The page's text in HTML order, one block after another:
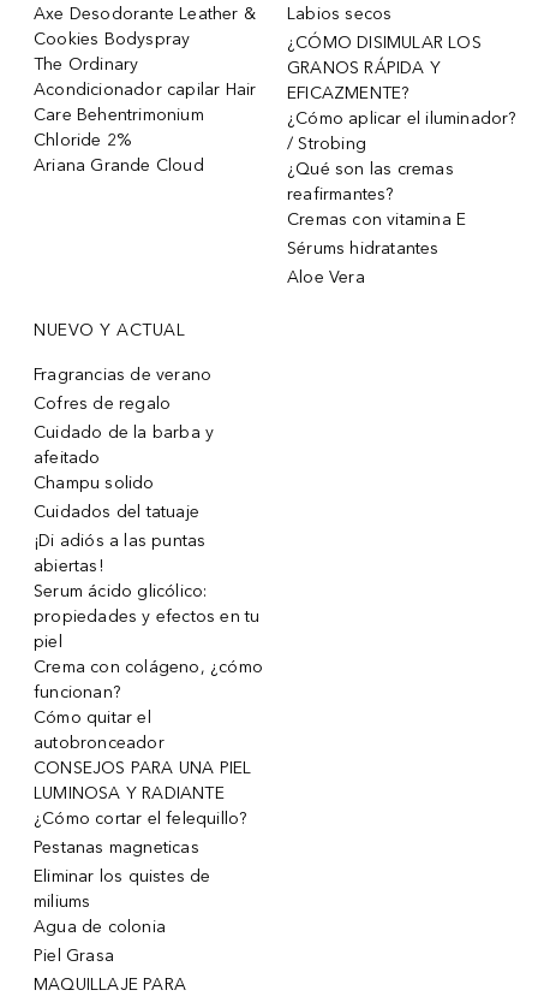
Axe Desodorante Leather &
Cookies Bodyspray
The Ordinary
Acondicionador capilar Hair
Care Behentrimonium
Chloride 2%
Ariana Grande Cloud
Labios secos
¿CÓMO DISIMULAR LOS
GRANOS RÁPIDA Y
EFICAZMENTE?
¿Cómo aplicar el iluminador?
/ Strobing
¿Qué son las cremas
reafirmantes?
Cremas con vitamina E
Sérums hidratantes
Aloe Vera
NUEVO Y ACTUAL
Fragrancias de verano
Cofres de regalo
Cuidado de la barba y
afeitado
Champu solido
Cuidados del tatuaje
¡Di adiós a las puntas
abiertas!
Serum ácido glicólico:
propiedades y efectos en tu
piel
Crema con colágeno, ¿cómo
funcionan?
Cómo quitar el
autobronceador
CONSEJOS PARA UNA PIEL
LUMINOSA Y RADIANTE
¿Cómo cortar el felequillo?
Pestanas magneticas
Eliminar los quistes de
miliums
Agua de colonia
Piel Grasa
MAQUILLAJE PARA